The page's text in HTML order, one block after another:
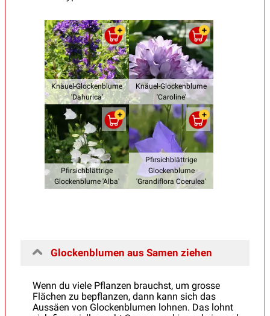
Knäuel-Glockenblume
'Dahurica'
Knäuel-Glockenblume
'Caroline'
Pfirsichblättrige
Glockenblume 'Alba'
Pfirsichblättrige
Glockenblume
'Grandiflora Coerulea'
Glockenblumen aus Samen ziehen
Wenn du viele Pflanzen brauchst, um grosse
Flächen zu bepflanzen, dann kann sich das
Aussäen von Glockenblumen lohnen. Das lohnt